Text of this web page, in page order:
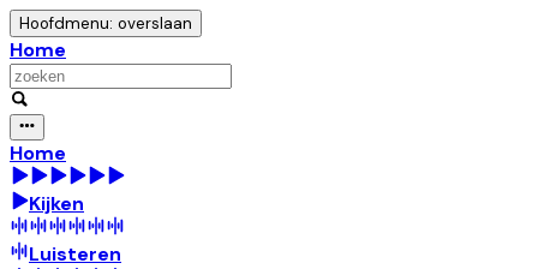
Hoofdmenu: overslaan
Home
Home
Kijken
Luisteren